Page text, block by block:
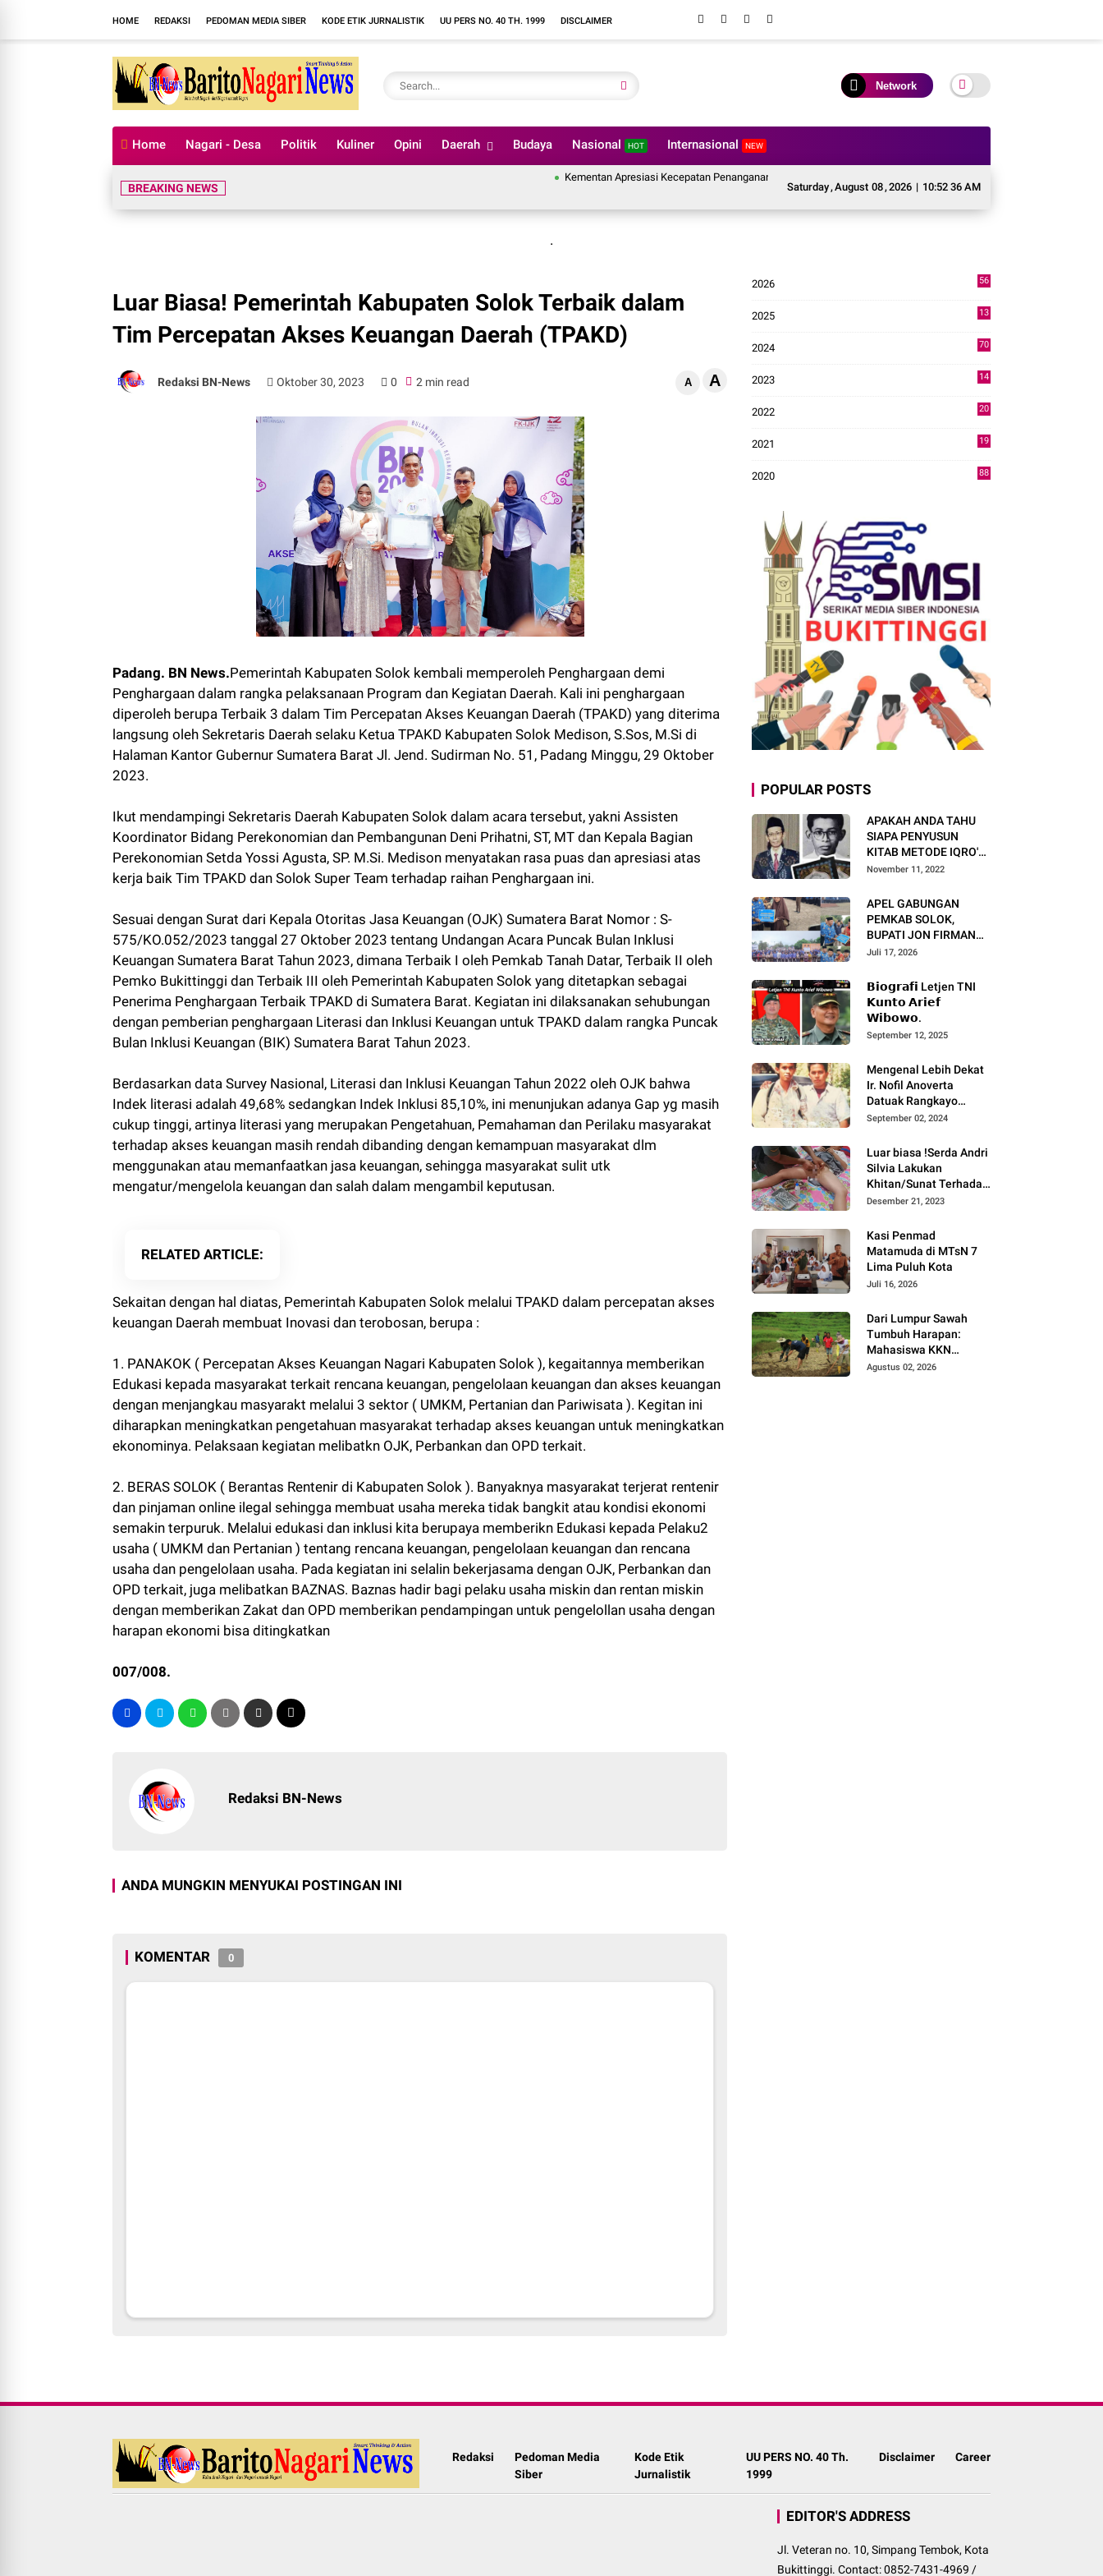
HOME REDAKSI PEDOMAN MEDIA SIBER KODE ETIK JURNALISTIK UU PERS NO. 40 TH. 1999 DISCLAIMER
Network
Home Nagari - Desa Politik Kuliner Opini Daerah Budaya Nasional HOT Internasional NEW
Saturday,August 08,2026 | 10:52 37 AM
BREAKING NEWS
Kementan Apresiasi Kecepatan Penanganan Pascabencana Sektor Pertanian Kabupaten Solok, Alokasi Bantuan Irigasi
.
Luar Biasa! Pemerintah Kabupaten Solok Terbaik dalam
Tim Percepatan Akses Keuangan Daerah (TPAKD)
Redaksi BN-News Oktober 30, 2023 0 2 min read A A
Padang. BN News.Pemerintah Kabupaten Solok kembali memperoleh Penghargaan demi
Penghargaan dalam rangka pelaksanaan Program dan Kegiatan Daerah. Kali ini penghargaan
diperoleh berupa Terbaik 3 dalam Tim Percepatan Akses Keuangan Daerah (TPAKD) yang diterima
langsung oleh Sekretaris Daerah selaku Ketua TPAKD Kabupaten Solok Medison, S.Sos, M.Si di
Halaman Kantor Gubernur Sumatera Barat Jl. Jend. Sudirman No. 51, Padang Minggu, 29 Oktober
2023.
Ikut mendampingi Sekretaris Daerah Kabupaten Solok dalam acara tersebut, yakni Assisten
Koordinator Bidang Perekonomian dan Pembangunan Deni Prihatni, ST, MT dan Kepala Bagian
Perekonomian Setda Yossi Agusta, SP. M.Si. Medison menyatakan rasa puas dan apresiasi atas
kerja baik Tim TPAKD dan Solok Super Team terhadap raihan Penghargaan ini.
Sesuai dengan Surat dari Kepala Otoritas Jasa Keuangan (OJK) Sumatera Barat Nomor : S-
575/KO.052/2023 tanggal 27 Oktober 2023 tentang Undangan Acara Puncak Bulan Inklusi
Keuangan Sumatera Barat Tahun 2023, dimana Terbaik I oleh Pemkab Tanah Datar, Terbaik II oleh
Pemko Bukittinggi dan Terbaik III oleh Pemerintah Kabupaten Solok yang ditetapkan sebagai
Penerima Penghargaan Terbaik TPAKD di Sumatera Barat. Kegiatan ini dilaksanakan sehubungan
dengan pemberian penghargaan Literasi dan Inklusi Keuangan untuk TPAKD dalam rangka Puncak
Bulan Inklusi Keuangan (BIK) Sumatera Barat Tahun 2023.
Berdasarkan data Survey Nasional, Literasi dan Inklusi Keuangan Tahun 2022 oleh OJK bahwa
Indek literasi adalah 49,68% sedangkan Indek Inklusi 85,10%, ini menunjukan adanya Gap yg masih
cukup tinggi, artinya literasi yang merupakan Pengetahuan, Pemahaman dan Perilaku masyarakat
terhadap akses keuangan masih rendah dibanding dengan kemampuan masyarakat dlm
menggunakan atau memanfaatkan jasa keuangan, sehingga masyarakat sulit utk
mengatur/mengelola keuangan dan salah dalam mengambil keputusan.
RELATED ARTICLE
Sekaitan dengan hal diatas, Pemerintah Kabupaten Solok melalui TPAKD dalam percepatan akses
keuangan Daerah membuat Inovasi dan terobosan, berupa :
1. PANAKOK ( Percepatan Akses Keuangan Nagari Kabupaten Solok ), kegaitannya memberikan
Edukasi kepada masyarakat terkait rencana keuangan, pengelolaan keuangan dan akses keuangan
dengan menjangkau masyarakt melalui 3 sektor ( UMKM, Pertanian dan Pariwisata ). Kegitan ini
diharapkan meningkatkan pengetahuan masyarakat terhadap akses keuangan untuk meningkatkan
ekonominya. Pelaksaan kegiatan melibatkn OJK, Perbankan dan OPD terkait.
2. BERAS SOLOK ( Berantas Rentenir di Kabupaten Solok ). Banyaknya masyarakat terjerat rentenir
dan pinjaman online ilegal sehingga membuat usaha mereka tidak bangkit atau kondisi ekonomi
semakin terpuruk. Melalui edukasi dan inklusi kita berupaya memberikn Edukasi kepada Pelaku2
usaha ( UMKM dan Pertanian ) tentang rencana keuangan, pengelolaan keuangan dan rencana
usaha dan pengelolaan usaha. Pada kegiatan ini selalin bekerjasama dengan OJK, Perbankan dan
OPD terkait, juga melibatkan BAZNAS. Baznas hadir bagi pelaku usaha miskin dan rentan miskin
dengan memberikan Zakat dan OPD memberikan pendampingan untuk pengelollan usaha dengan
harapan ekonomi bisa ditingkatkan
007/008.
Redaksi BN-News
ANDA MUNGKIN MENYUKAI POSTINGAN INI
KOMENTAR 0
2026
56
2025
13
2024
70
2023
14
2022
20
2021
19
2020
88
POPULAR POSTS
APAKAH ANDA TAHU
SIAPA PENYUSUN
KITAB METODE IQRO'?
INI BIOGRAFI KH. AS'AD
November 11, 2022
APEL GABUNGAN
PEMKAB SOLOK,
BUPATI JON FIRMAN
PANDU TEKANKAN ASN
DAN PELAYANAN
MASYARAKAT.
Juli 17, 2026
𝗕𝗶𝗼𝗴𝗿𝗮𝗳𝗶 Letjen TNI
𝗞𝘂𝗻𝘁𝗼 𝗔𝗿𝗶𝗲𝗳
𝗪𝗶𝗯𝗼𝘄𝗼.
September 12, 2025
Mengenal Lebih Dekat
Ir. Nofil Anoverta
Datuak Rangkayo
Batuah Cawako
September 02, 2024
Luar biasa !Serda Andri
Silvia Lakukan
Khitan/Sunat Terhadap
Anak Warga Binaannya
Desember 21, 2023
Kasi Penmad
Matamuda di MTsN 7
Lima Puluh Kota
Juli 16, 2026
Dari Lumpur Sawah
Tumbuh Harapan:
Mahasiswa KKN
Universitas Andalas
Agustus 02, 2026
Redaksi
Pedoman Media
Siber
Kode Etik
Jurnalistik
UU PERS NO. 40 Th.
1999
Disclaimer Career
EDITOR'S ADDRESS
Jl. Veteran no. 10, Simpang Tembok, Kota
Bukittinggi. Contact: 0852-7431-4969 /